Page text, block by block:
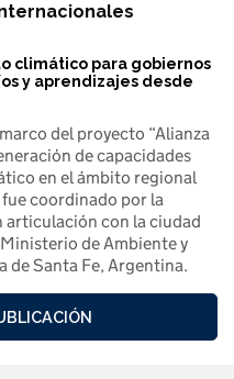
climático para gobiernos
y aprendizajes desde
del proyecto “Alianza
de capacidades
en el ámbito regional
coordinado por la
articulación con la ciudad
de Ambiente y
de Santa Fe, Argentina.